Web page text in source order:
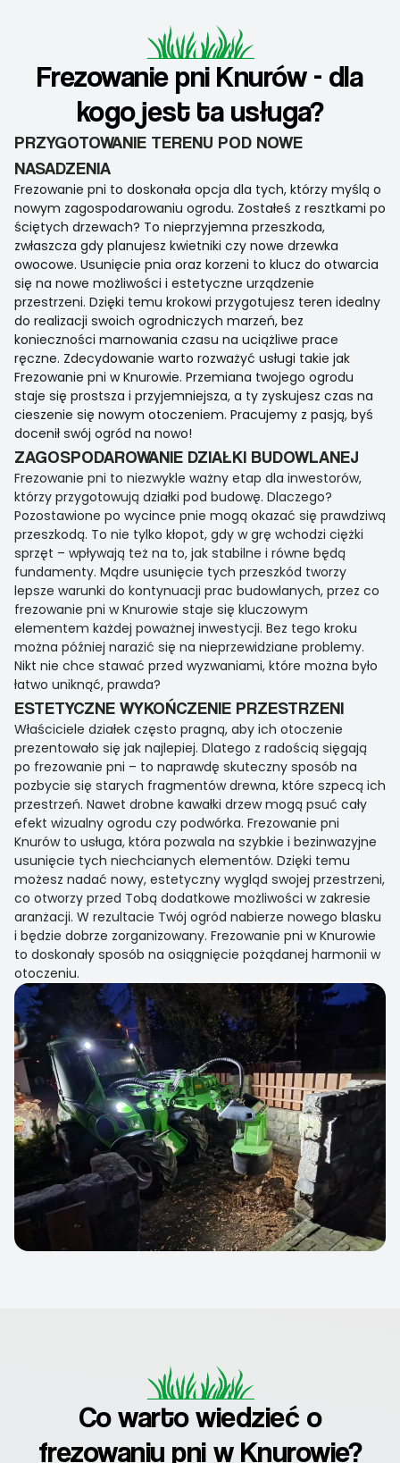
Frezowanie pni Knurów - dla
kogo jest ta usługa?
PRZYGOTOWANIE TERENU POD NOWE
NASADZENIA
Frezowanie pni to doskonała opcja dla tych, którzy myślą o
nowym zagospodarowaniu ogrodu. Zostałeś z resztkami po
ściętych drzewach? To nieprzyjemna przeszkoda,
zwłaszcza gdy planujesz kwietniki czy nowe drzewka
owocowe. Usunięcie pnia oraz korzeni to klucz do otwarcia
się na nowe możliwości i estetyczne urządzenie
przestrzeni. Dzięki temu krokowi przygotujesz teren idealny
do realizacji swoich ogrodniczych marzeń, bez
konieczności marnowania czasu na uciążliwe prace
ręczne. Zdecydowanie warto rozważyć usługi takie jak
Frezowanie pni w Knurowie. Przemiana twojego ogrodu
staje się prostsza i przyjemniejsza, a ty zyskujesz czas na
cieszenie się nowym otoczeniem. Pracujemy z pasją, byś
docenił swój ogród na nowo!
ZAGOSPODAROWANIE DZIAŁKI BUDOWLANEJ
Frezowanie pni to niezwykle ważny etap dla inwestorów,
którzy przygotowują działki pod budowę. Dlaczego?
Pozostawione po wycince pnie mogą okazać się prawdziwą
przeszkodą. To nie tylko kłopot, gdy w grę wchodzi ciężki
sprzęt – wpływają też na to, jak stabilne i równe będą
fundamenty. Mądre usunięcie tych przeszkód tworzy
lepsze warunki do kontynuacji prac budowlanych, przez co
frezowanie pni w Knurowie staje się kluczowym
elementem każdej poważnej inwestycji. Bez tego kroku
można później narazić się na nieprzewidziane problemy.
Nikt nie chce stawać przed wyzwaniami, które można było
łatwo uniknąć, prawda?
ESTETYCZNE WYKOŃCZENIE PRZESTRZENI
Właściciele działek często pragną, aby ich otoczenie
prezentowało się jak najlepiej. Dlatego z radością sięgają
po frezowanie pni – to naprawdę skuteczny sposób na
pozbycie się starych fragmentów drewna, które szpecą ich
przestrzeń. Nawet drobne kawałki drzew mogą psuć cały
efekt wizualny ogrodu czy podwórka. Frezowanie pni
Knurów to usługa, która pozwala na szybkie i bezinwazyjne
usunięcie tych niechcianych elementów. Dzięki temu
możesz nadać nowy, estetyczny wygląd swojej przestrzeni,
co otworzy przed Tobą dodatkowe możliwości w zakresie
aranżacji. W rezultacie Twój ogród nabierze nowego blasku
i będzie dobrze zorganizowany. Frezowanie pni w Knurowie
to doskonały sposób na osiągnięcie pożądanej harmonii w
otoczeniu.
Co warto wiedzieć o
frezowaniu pni w Knurowie?